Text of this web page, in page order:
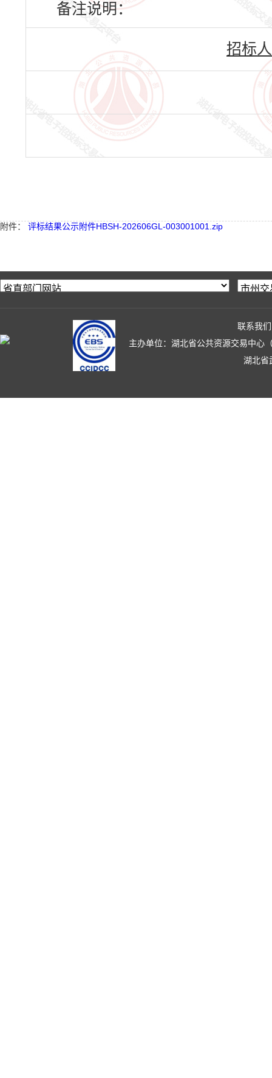
备注说明：
招标
附件： 评标结果公示附件HBSH-202606GL-003001001.zip
联系我们
主办单位：湖北省公共资源交易中心
湖北省